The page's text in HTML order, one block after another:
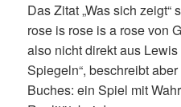
Das Zitat „Was sich
rose is rose is a rose von
also nicht direkt aus
Spiegeln“, beschreibt
Buches: ein Spiel mit